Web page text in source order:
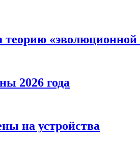
«эволюционной
2026 года
на устройства